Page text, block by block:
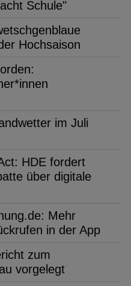
Schule"
Hochsaison
im Juli
HDE fordert
über digitale
Mehr
in der App
zum
vorgelegt